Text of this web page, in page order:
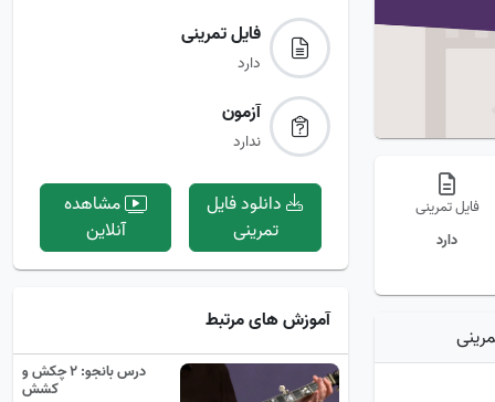
فایل تمرینی
دارد
فایل تمرینی‌
دارد
آزمون‌
ندارد
دانلود فایل
تمرینی
مشاهده
آنلاین
آموزش های مرتبط
درس بانجو: 2 چکش و
کشش